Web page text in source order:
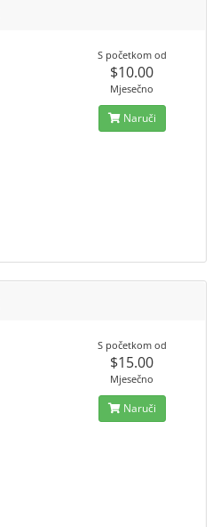
S početkom od
$10.00
Mjesečno
Naruči
S početkom od
$15.00
Mjesečno
Naruči